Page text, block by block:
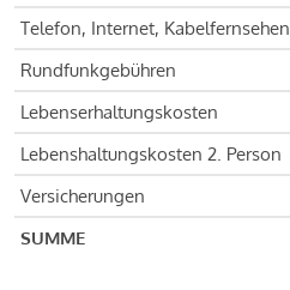
Telefon, Internet, Kabelfernsehen
Rundfunkgebühren
Lebenserhaltungskosten
Lebenshaltungskosten 2. Person
Versicherungen
SUMME